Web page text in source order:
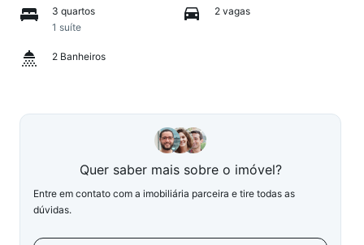
3 quartos
1 suíte
2 vagas
2 Banheiros
Quer saber mais sobre o imóvel?
Entre em contato com a imobiliária parceira e tire todas as
dúvidas.